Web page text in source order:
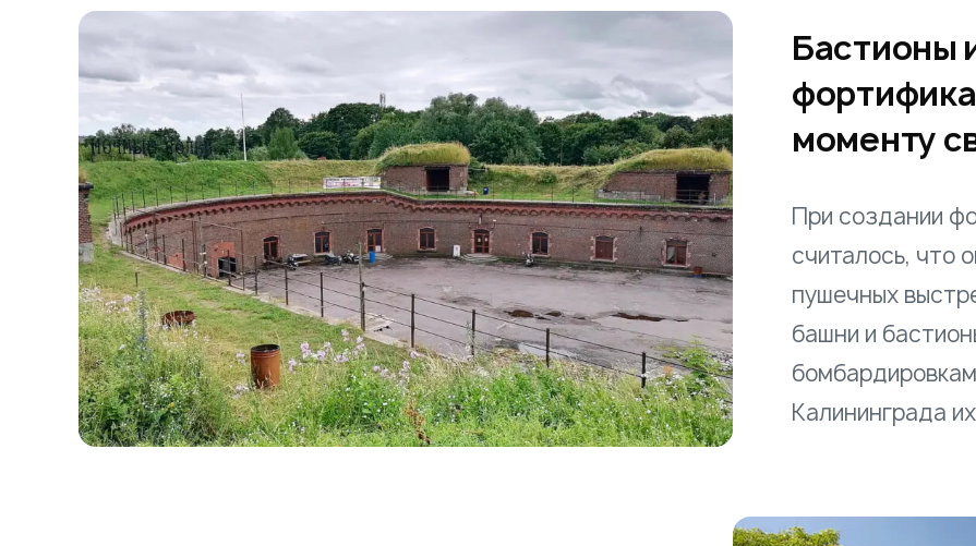
Бастионы
моменту
При создании
считалось, что
пушечных
башни и
Калининграда